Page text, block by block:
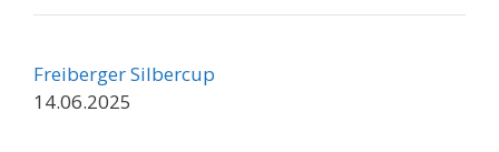
Freiberger Silbercup
14.06.2025